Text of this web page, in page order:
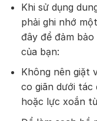
Khi sử dụng
phải ghi nhớ
đây để đảm
của bạn:
Không nên giặt
co giãn dưới
hoặc lực xoắn